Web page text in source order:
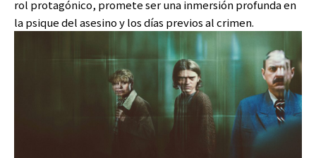
rol protagónico, promete ser una inmersión profunda en
la psique del asesino y los días previos al crimen.